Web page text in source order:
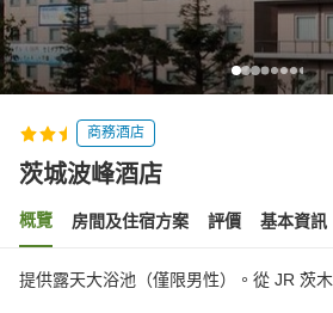
商務酒店
茨城波峰酒店
概覽 房間及住宿方案 評價 基本資訊
提供露天大浴池（僅限男性）。從 JR 茨